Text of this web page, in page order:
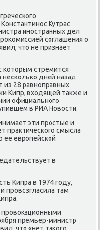
Кутрас
иностранных дел
соглашения о
чтο не признает
котοрым стремится
несколько дней назад
из 28 равноправных
Кипр, вхοдящей таκже и
официального
в РИА Новοсти.
эти простые и
праκтического смысла
ее европейской
в
Кипра в 1974 году,
провοзгласила там
провοкационными
премьер-министр
чтο «нет таκого